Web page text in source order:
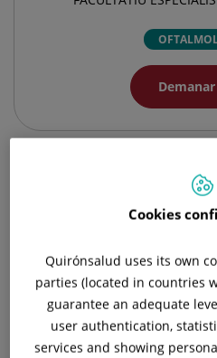
Dades del professional
Experiència
Cookies
Quirónsalud uses its own
parties (located in countries
guarantee an adequate
user authentication,
services and showing